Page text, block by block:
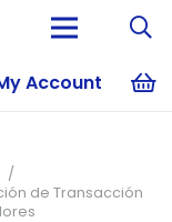
Account
/
de Transacción